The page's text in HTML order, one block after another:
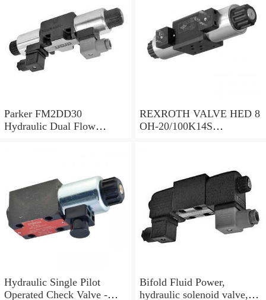
Parker FM2DD30
Hydraulic Dual Flow
REXROTH VALVE HED 8
OH-20/100K14S
Hydraulic Single Pilot
Operated Check Valve -
Bifold Fluid Power,
hydraulic solenoid valve,